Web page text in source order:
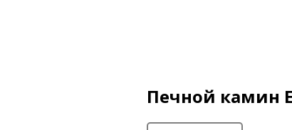
Печной камин